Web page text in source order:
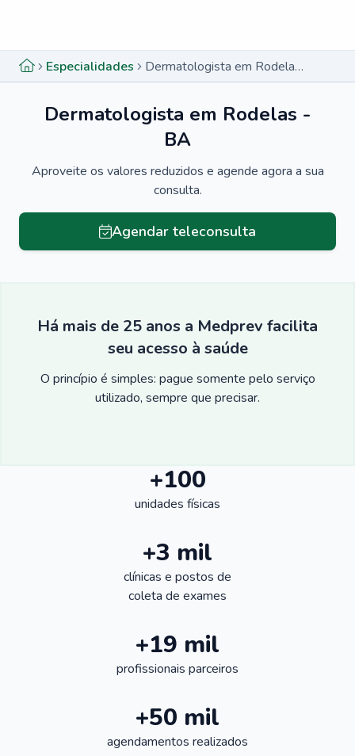
Especialidades Dermatologista em Rodelas - BA
Dermatologista em Rodelas -
BA
Aproveite os valores reduzidos e agende agora a sua
consulta.
Agendar teleconsulta
Há mais de 25 anos a Medprev facilita
seu acesso à saúde
O princípio é simples: pague somente pelo serviço
utilizado, sempre que precisar.
+100
unidades físicas
+3 mil
clínicas e postos de
coleta de exames
+19 mil
profissionais parceiros
+50 mil
agendamentos realizados